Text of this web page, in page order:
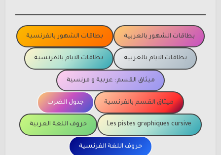
بطاقات الشهور بالعربية بطاقات الشهور بالفرنسية
بطاقات الايام بالعربية بطاقات الايام بالفرنسية
ميثاق القسم: عربية و فرنسية
ميثاق القسم بالفرنسية جدول الضرب
Les pistes graphiques cursive حروف اللغة العربية
حروف اللغة الفرنسية